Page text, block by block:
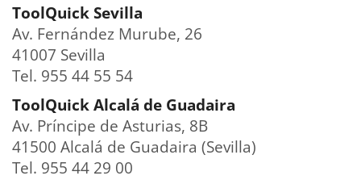
ToolQuick Sevilla
Av. Fernández Murube, 26
41007 Sevilla
Tel. 955 44 55 54
ToolQuick Alcalá de Guadaira
Av. Príncipe de Asturias, 8B
41500 Alcalá de Guadaira (Sevilla)
Tel. 955 44 29 00